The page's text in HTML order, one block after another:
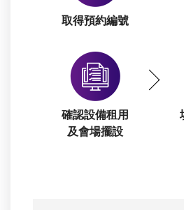
取得預約編號
確認設備租用
及會場擺設